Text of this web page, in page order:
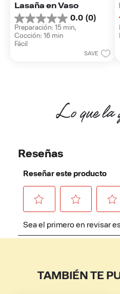
Lasaña en Vaso
0.0 (0)
0.0
de
5
estrellas.
Preparación: 15 min,
Cocción: 16 min
Fácil
SAVE
Lo que la
TAMBIÉN TE